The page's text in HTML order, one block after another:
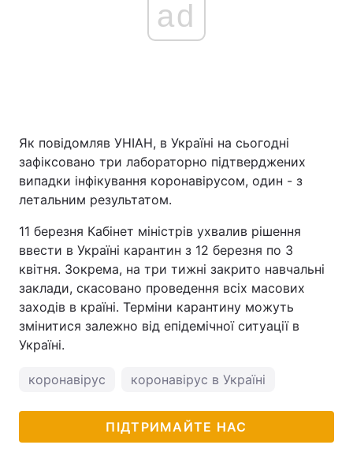
ad
Як повідомляв УНІАН, в Україні на сьогодні
зафіксовано три лабораторно підтверджених
випадки інфікування коронавірусом, один - з
летальним результатом.
11 березня Кабінет міністрів ухвалив рішення
ввести в Україні карантин з 12 березня по 3
квітня. Зокрема, на три тижні закрито навчальні
заклади, скасовано проведення всіх масових
заходів в країні. Терміни карантину можуть
змінитися залежно від епідемічної ситуації в
Україні.
коронавірус коронавірус в Україні
ПІДТРИМАЙТЕ НАС